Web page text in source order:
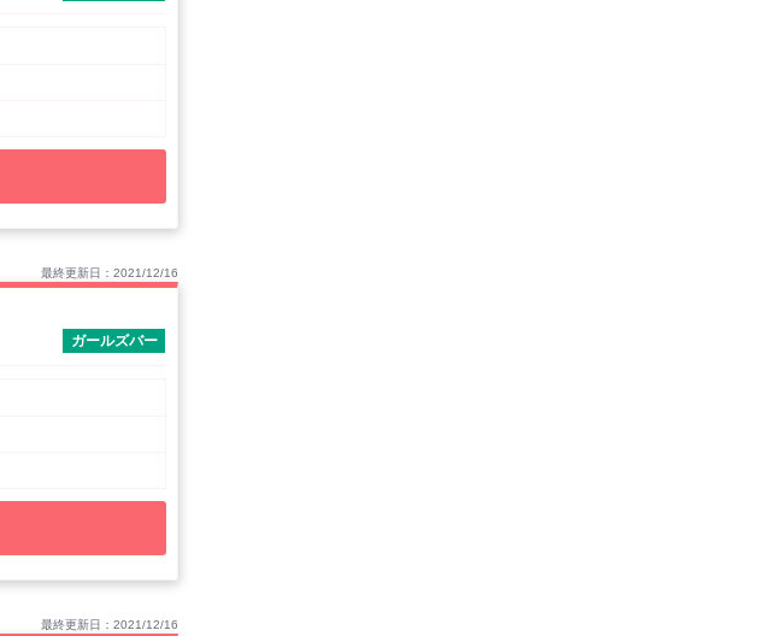
最終更新日：2021/12/16
ガールズバー
最終更新日：2021/12/16